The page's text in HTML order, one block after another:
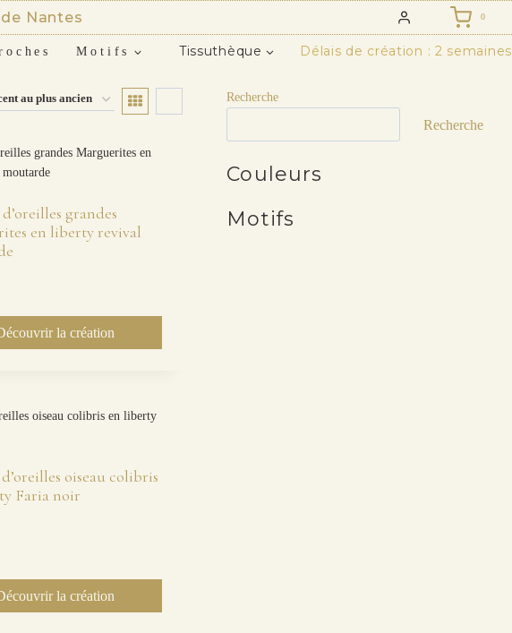
Nantes 0
Motifs Tissuthèque Délais de création : 2 semaines
grandes
en liberty revival
la création
oiseau colibris
Faria noir
la création
Recherche
Recherche
Couleurs
Motifs